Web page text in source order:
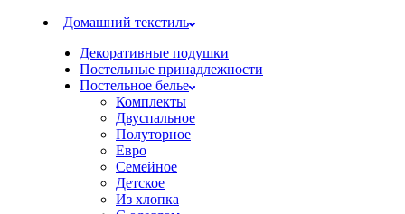
Домашний текстиль
Декоративные подушки
Постельные принадлежности
Постельное белье
Комплекты
Двуспальное
Полуторное
Евро
Семейное
Детское
Из хлопка